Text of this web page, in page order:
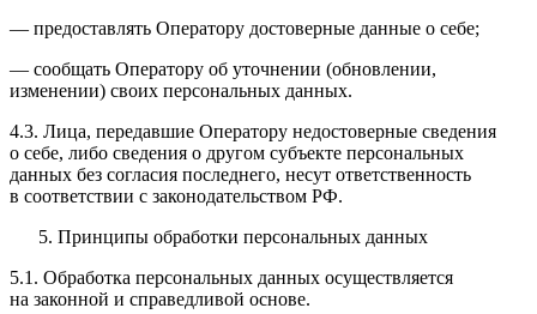
— предоставлять Оператору достоверные данные о себе;
— сообщать Оператору об уточнении (обновлении,
изменении) своих персональных данных.
4.3. Лица, передавшие Оператору недостоверные сведения
о себе, либо сведения о другом субъекте персональных
данных без согласия последнего, несут ответственность
в соответствии с законодательством РФ.
Принципы обработки персональных данных
5.1. Обработка персональных данных осуществляется
на законной и справедливой основе.